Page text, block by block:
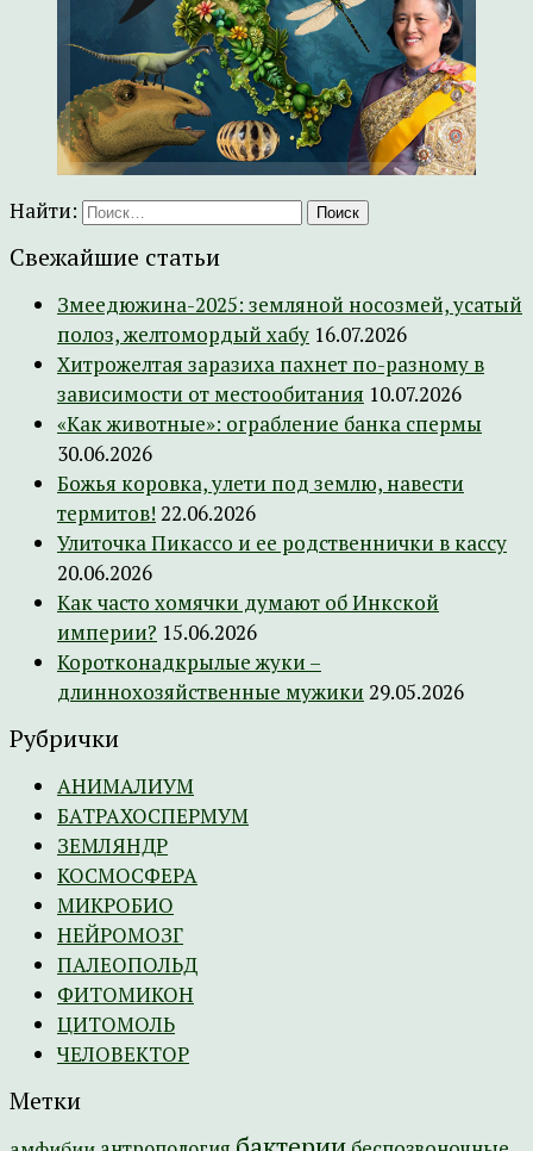
Найти:
Свежайшие статьи
Змеедюжина-2025: земляной носозмей, усатый
полоз, желтомордый хабу 16.07.2026
Хитрожелтая заразиха пахнет по-разному в
зависимости от местообитания 10.07.2026
«Как животные»: ограбление банка спермы
30.06.2026
Божья коровка, улети под землю, навести
термитов! 22.06.2026
Улиточка Пикассо и ее родственнички в кассу
20.06.2026
Как часто хомячки думают об Инкской
империи? 15.06.2026
Коротконадкрылые жуки –
длиннохозяйственные мужики 29.05.2026
Рубрички
АНИМАЛИУМ
БАТРАХОСПЕРМУМ
ЗЕМЛЯНДР
КОСМОСФЕРА
МИКРОБИО
НЕЙРОМОЗГ
ПАЛЕОПОЛЬД
ФИТОМИКОН
ЦИТОМОЛЬ
ЧЕЛОВЕКТОР
Метки